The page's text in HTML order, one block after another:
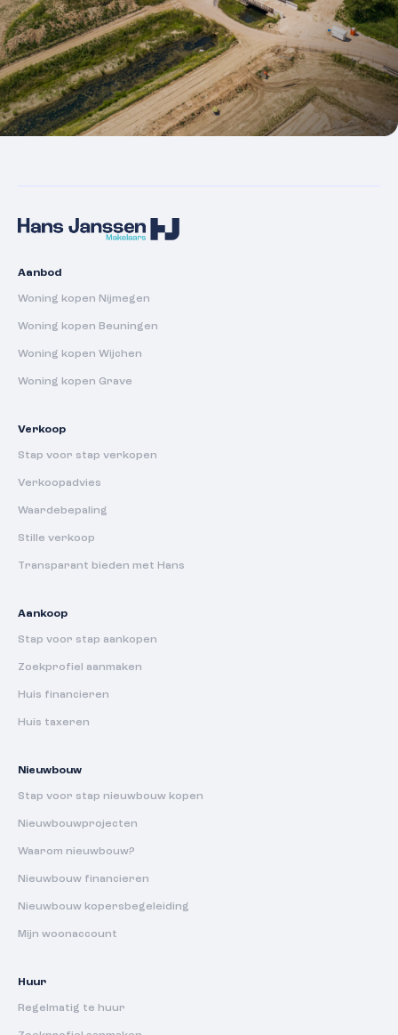
Aanbod
Woning kopen Nijmegen
Woning kopen Beuningen
Woning kopen Wijchen
Woning kopen Grave
Verkoop
Stap voor stap verkopen
Verkoopadvies
Waardebepaling
Stille verkoop
Transparant bieden met Hans
Aankoop
Stap voor stap aankopen
Zoekprofiel aanmaken
Huis financieren
Huis taxeren
Nieuwbouw
Stap voor stap nieuwbouw kopen
Nieuwbouwprojecten
Waarom nieuwbouw?
Nieuwbouw financieren
Nieuwbouw kopersbegeleiding
Mijn woonaccount
Huur
Regelmatig te huur